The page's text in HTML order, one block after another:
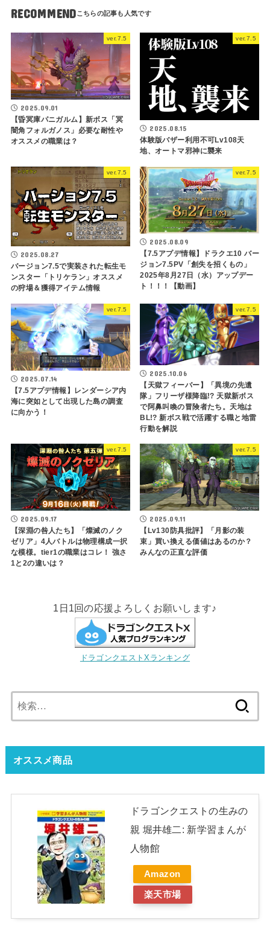
RECOMMEND
ver.7.5
2025.09.01
【昏冥庫パニガルム】新ボス「冥
闇角フォルガノス」必要な耐性や
オススメの職業は？
ver.7.5
2025.08.15
体験版バザー利用不可Lv108天
地、オートマ邪神に襲来
ver.7.5
2025.08.27
バージョン7.5で実装された転生モ
ンスター「トリケラン」オススメ
の狩場＆獲得アイテム情報
ver.7.5
2025.08.09
【7.5アプデ情報】ドラクエ10 バー
ジョン7.5PV「創失を招くもの」
2025年8月27日（水）アップデー
ト！！！【動画】
ver.7.5
2025.07.14
【7.5アプデ情報】レンダーシア内
海に突如として出現した島の調査
に向かう！
ver.7.5
2025.10.06
【天獄フィーバー】「異境の先遺
隊」フリーザ様降臨!? 天獄新ボス
で阿鼻叫喚の冒険者たち。天地は
BL!? 新ボス戦で活躍する職と地雷
行動を解説
ver.7.5
2025.09.17
【深淵の咎人たち】「燦滅のノク
ゼリア」4人バトルは物理構成一択
な模様。tier1の職業はコレ！ 強さ
1と2の違いは？
ver.7.5
2025.09.11
【Lv130防具批評】「月影の装
束」買い換える価値はあるのか？
みんなの正直な評価
1日1回の応援よろしくお願いします♪
ドラゴンクエストXランキング
索:
オススメ商品
ドラゴンクエストの生みの
親 堀井雄二: 新学習まんが
人物館
Amazon
楽天市場